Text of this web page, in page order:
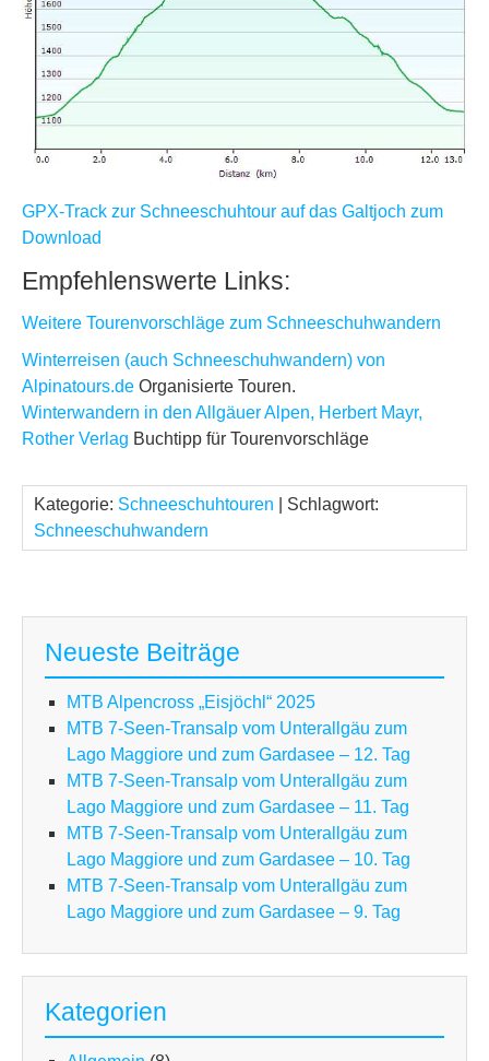
GPX-Track zur Schneeschuhtour auf das Galtjoch zum
Download
Empfehlenswerte Links:
Weitere Tourenvorschläge zum Schneeschuhwandern
Winterreisen (auch Schneeschuhwandern) von
Alpinatours.de Organisierte Touren.
Winterwandern in den Allgäuer Alpen, Herbert Mayr,
Rother Verlag Buchtipp für Tourenvorschläge
Kategorie: Schneeschuhtouren | Schlagwort:
Schneeschuhwandern
Neueste Beiträge
MTB Alpencross „Eisjöchl“ 2025
MTB 7-Seen-Transalp vom Unterallgäu zum
Lago Maggiore und zum Gardasee – 12. Tag
MTB 7-Seen-Transalp vom Unterallgäu zum
Lago Maggiore und zum Gardasee – 11. Tag
MTB 7-Seen-Transalp vom Unterallgäu zum
Lago Maggiore und zum Gardasee – 10. Tag
MTB 7-Seen-Transalp vom Unterallgäu zum
Lago Maggiore und zum Gardasee – 9. Tag
Kategorien